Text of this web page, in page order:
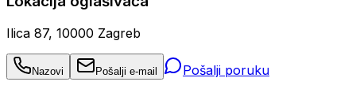
Ilica 87, 10000 Zagreb
Nazovi Pošalji e-mail Pošalji poruku